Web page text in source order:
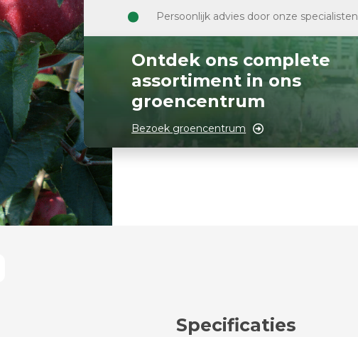
Persoonlijk advies door onze specialisten
Ontdek ons complete
assortiment in ons
groencentrum
Bezoek groencentrum
Specificaties